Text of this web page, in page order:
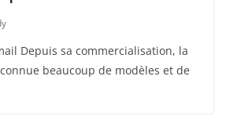
Depuis sa commercialisation, la
beaucoup de modèles et de